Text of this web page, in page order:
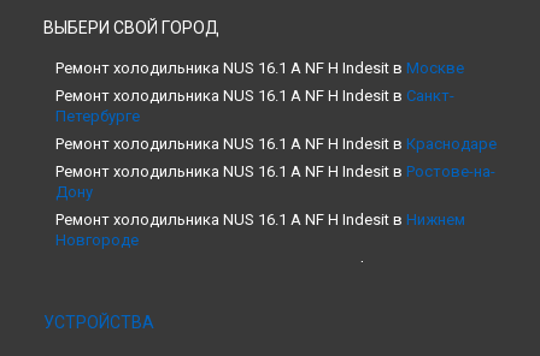
ВЫБЕРИ СВОЙ ГОРОД
Ремонт холодильника NUS 16.1 A NF H Indesit в Москве
Ремонт холодильника NUS 16.1 A NF H Indesit в Санкт-
Петербурге
Ремонт холодильника NUS 16.1 A NF H Indesit в Краснодаре
Ремонт холодильника NUS 16.1 A NF H Indesit в Ростове-на-
Дону
Ремонт холодильника NUS 16.1 A NF H Indesit в Нижнем
Новгороде
Ремонт холодильника NUS 16.1 A NF H Indesit в
Ремонт холодильника NUS 16.1 A NF H Indesit в
УСТРОЙСТВА